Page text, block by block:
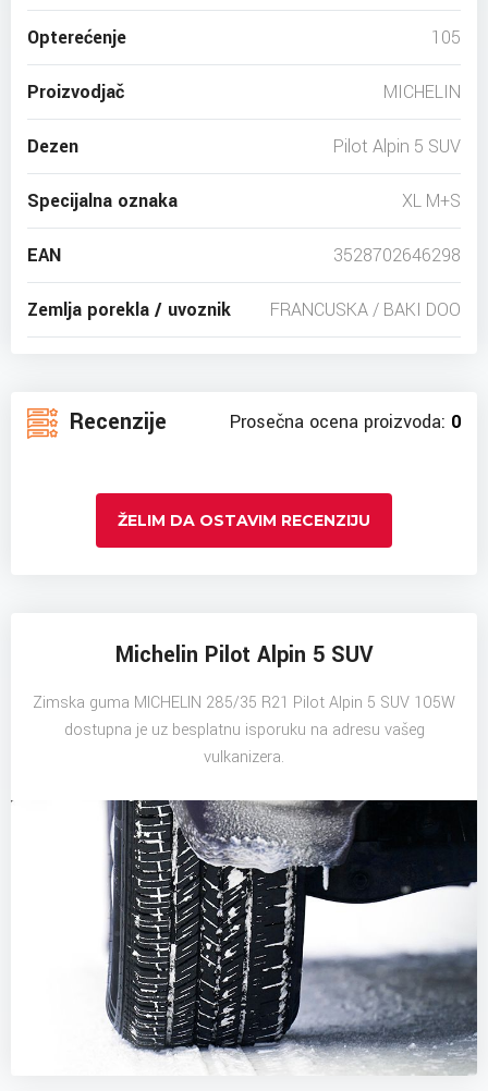
Opterećenje 105
Proizvodjač MICHELIN
Dezen Pilot Alpin 5 SUV
Specijalna oznaka XL M+S
EAN 3528702646298
Zemlja porekla / uvoznik FRANCUSKA / BAKI DOO
Recenzije Prosečna ocena proizvoda: 0
ŽELIM DA OSTAVIM RECENZIJU
Michelin Pilot Alpin 5 SUV
Zimska guma MICHELIN 285/35 R21 Pilot Alpin 5 SUV 105W
dostupna je uz besplatnu isporuku na adresu vašeg
vulkanizera.